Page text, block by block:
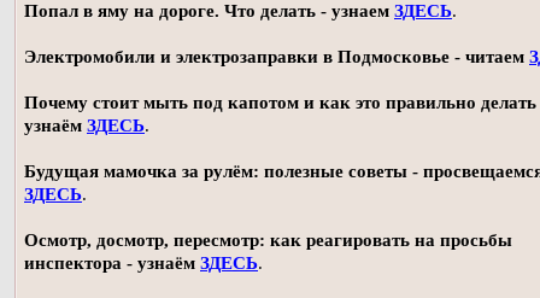
Попал в яму на дороге. Что делать - узнаем ЗДЕСЬ.
Электромобили и электрозаправки в Подмосковье - читаем
Почему стоит мыть под капотом и как это правильно делать
узнаём ЗДЕСЬ.
Будущая мамочка за рулём: полезные советы -
ЗДЕСЬ.
Осмотр, досмотр, пересмотр: как реагировать на просьбы
инспектора - узнаём ЗДЕСЬ.